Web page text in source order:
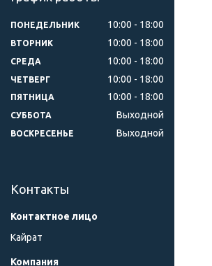
ПОНЕДЕЛЬНИК 10:00 18:00
ВТОРНИК 10:00 18:00
СРЕДА 10:00 18:00
ЧЕТВЕРГ 10:00 18:00
ПЯТНИЦА 10:00 18:00
СУББОТА Выходной
ВОСКРЕСЕНЬЕ Выходной
Контакты
Кайрат